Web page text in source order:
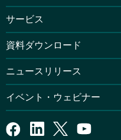
サービス
資料ダウンロード
ニュースリリース
イベント・ウェビナー